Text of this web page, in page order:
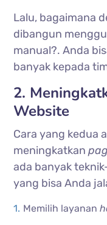
Lalu, bagaimana
dibangun
manual?. Anda
banyak kepada
2.
Website
Cara yang kedua
meningkatkan
ada banyak
yang bisa Anda
Memilih layanan